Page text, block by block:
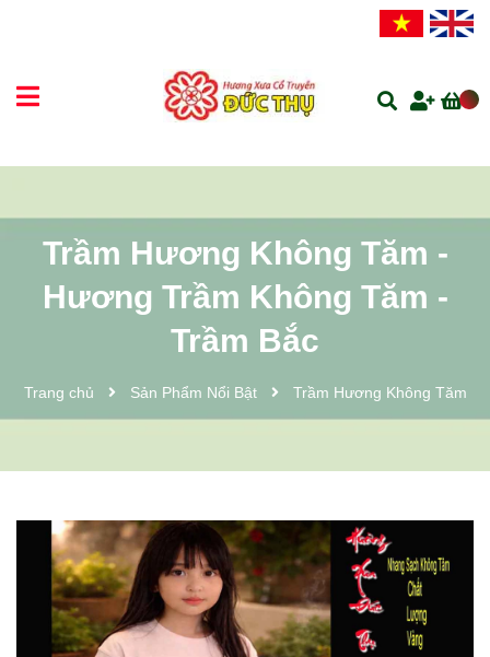
Trầm Hương Không Tăm -
Hương Trầm Không Tăm -
Trầm Bắc
Trang chủ Sản Phẩm Nổi Bật Trầm Hương Không Tăm